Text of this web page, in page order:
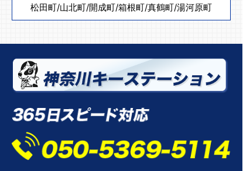
松田町/山北町/開成町/箱根町/真鶴町/湯河原町